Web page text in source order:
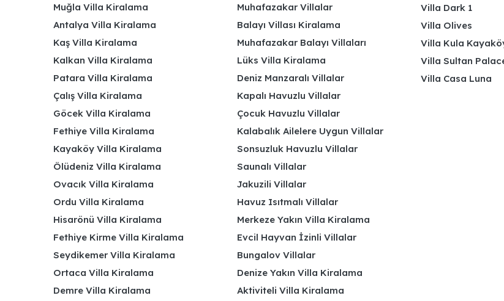
Muğla Villa Kiralama
Antalya Villa Kiralama
Kaş Villa Kiralama
Kalkan Villa Kiralama
Patara Villa Kiralama
Çalış Villa Kiralama
Göcek Villa Kiralama
Fethiye Villa Kiralama
Kayaköy Villa Kiralama
Ölüdeniz Villa Kiralama
Ovacık Villa Kiralama
Ordu Villa Kiralama
Hisarönü Villa Kiralama
Fethiye Kirme Villa Kiralama
Seydikemer Villa Kiralama
Ortaca Villa Kiralama
Demre Villa Kiralama
Muhafazakar Villalar
Balayı Villası Kiralama
Muhafazakar Balayı Villaları
Lüks Villa Kiralama
Deniz Manzaralı Villalar
Kapalı Havuzlu Villalar
Çocuk Havuzlu Villalar
Kalabalık Ailelere Uygun Villalar
Sonsuzluk Havuzlu Villalar
Saunalı Villalar
Jakuzili Villalar
Havuz Isıtmalı Villalar
Merkeze Yakın Villa Kiralama
Evcil Hayvan İzinli Villalar
Bungalov Villalar
Denize Yakın Villa Kiralama
Aktiviteli Villa Kiralama
Villa Dark 1
Villa Olives
Villa Kula
Villa Sultan
Villa Casa Luna